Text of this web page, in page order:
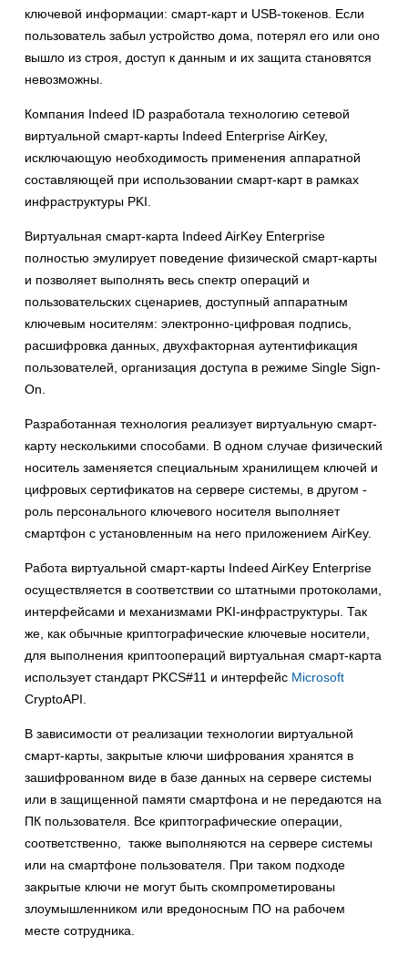
ключевой информации: смарт-карт и USB-токенов. Если
пользователь забыл устройство дома, потерял его или оно
вышло из строя, доступ к данным и их защита становятся
невозможны.
Компания Indeed ID разработала технологию сетевой
виртуальной смарт-карты Indeed Enterprise AirKey,
исключающую необходимость применения аппаратной
составляющей при использовании смарт-карт в рамках
инфраструктуры PKI.
Виртуальная смарт-карта Indeed AirKey Enterprise
полностью эмулирует поведение физической смарт-карты
и позволяет выполнять весь спектр операций и
пользовательских сценариев, доступный аппаратным
ключевым носителям: электронно-цифровая подпись,
расшифровка данных, двухфакторная аутентификация
пользователей, организация доступа в режиме Single Sign-
On.
Разработанная технология реализует виртуальную смарт-
карту несколькими способами. В одном случае физический
носитель заменяется специальным хранилищем ключей и
цифровых сертификатов на сервере системы, в другом -
роль персонального ключевого носителя выполняет
смартфон с установленным на него приложением AirKey.
Работа виртуальной смарт-карты Indeed AirKey Enterprise
осуществляется в соответствии со штатными протоколами,
интерфейсами и механизмами PKI-инфраструктуры. Так
же, как обычные криптографические ключевые носители,
для выполнения криптоопераций виртуальная смарт-карта
использует стандарт PKCS#11 и интерфейс Microsoft
CryptoAPI.
В зависимости от реализации технологии виртуальной
смарт-карты, закрытые ключи шифрования хранятся в
зашифрованном виде в базе данных на сервере системы
или в защищенной памяти смартфона и не передаются на
ПК пользователя. Все криптографические операции,
соответственно, также выполняются на сервере системы
или на смартфоне пользователя. При таком подходе
закрытые ключи не могут быть скомпрометированы
злоумышленником или вредоносным ПО на рабочем
месте сотрудника.